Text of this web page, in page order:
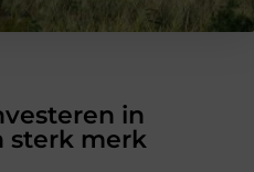
in
sterk merk